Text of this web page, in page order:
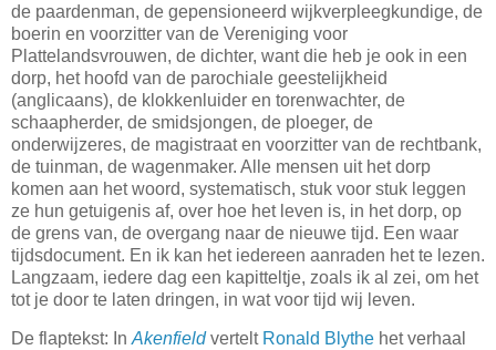
de paardenman, de gepensioneerd wijkverpleegkundige, de
boerin en voorzitter van de Vereniging voor
Plattelandsvrouwen, de dichter, want die heb je ook in een
dorp, het hoofd van de parochiale geestelijkheid
(anglicaans), de klokkenluider en torenwachter, de
schaapherder, de smidsjongen, de ploeger, de
onderwijzeres, de magistraat en voorzitter van de rechtbank,
de tuinman, de wagenmaker. Alle mensen uit het dorp
komen aan het woord, systematisch, stuk voor stuk leggen
ze hun getuigenis af, over hoe het leven is, in het dorp, op
de grens van, de overgang naar de nieuwe tijd. Een waar
tijdsdocument. En ik kan het iedereen aanraden het te lezen.
Langzaam, iedere dag een kapitteltje, zoals ik al zei, om het
tot je door te laten dringen, in wat voor tijd wij leven.
De flaptekst: InAkenfieldvertelt Ronald Blythe het verhaal